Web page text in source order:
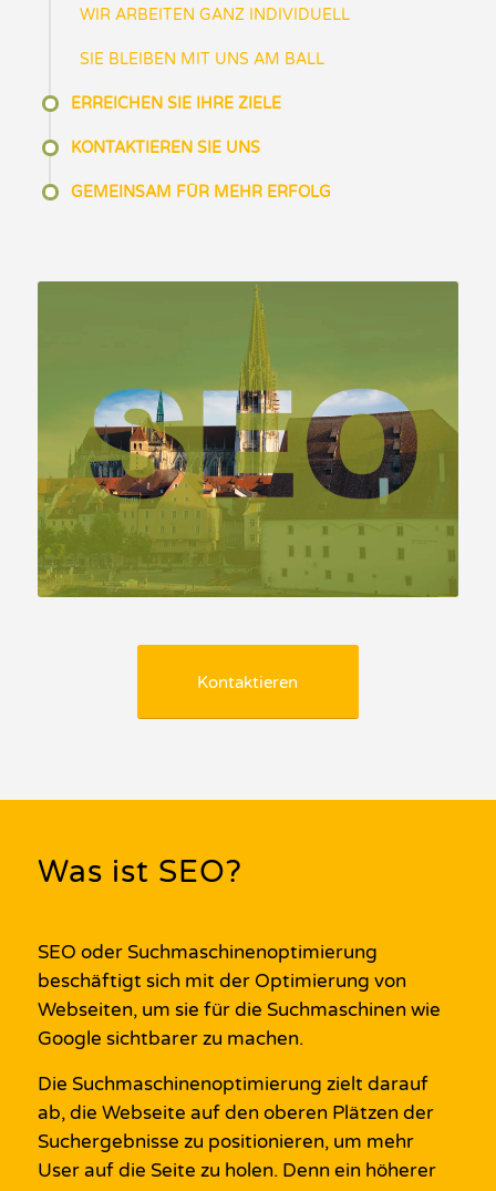
WIR ARBEITEN GANZ INDIVIDUELL
SIE BLEIBEN MIT UNS AM BALL
ERREICHEN SIE IHRE ZIELE
KONTAKTIEREN SIE UNS
GEMEINSAM FÜR MEHR ERFOLG
Kontaktieren
Was ist SEO?
SEO oder Suchmaschinenoptimierung
beschäftigt sich mit der Optimierung von
Webseiten, um sie für die Suchmaschinen wie
Google sichtbarer zu machen.
Die Suchmaschinenoptimierung zielt darauf
ab, die Webseite auf den oberen Plätzen der
Suchergebnisse zu positionieren, um mehr
User auf die Seite zu holen. Denn ein höherer